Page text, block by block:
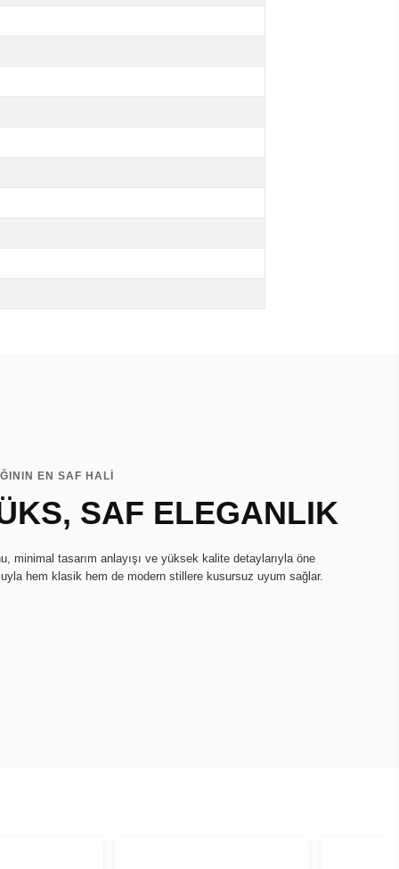
EN SAF HALİ
SAF ELEGANLIK
minimal tasarım anlayışı ve yüksek kalite detaylarıyla öne
hem klasik hem de modern stillere kusursuz uyum sağlar.